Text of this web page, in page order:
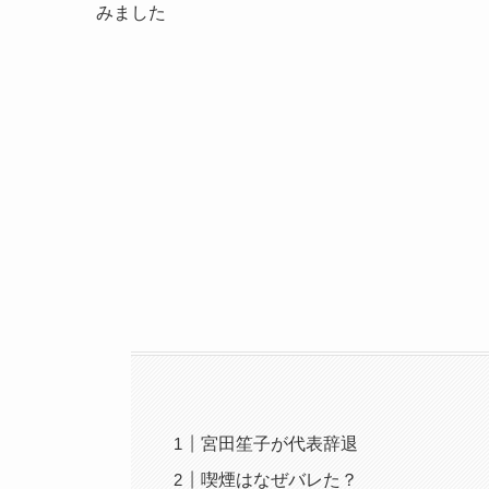
みました
宮田笙子が代表辞退
喫煙はなぜバレた？